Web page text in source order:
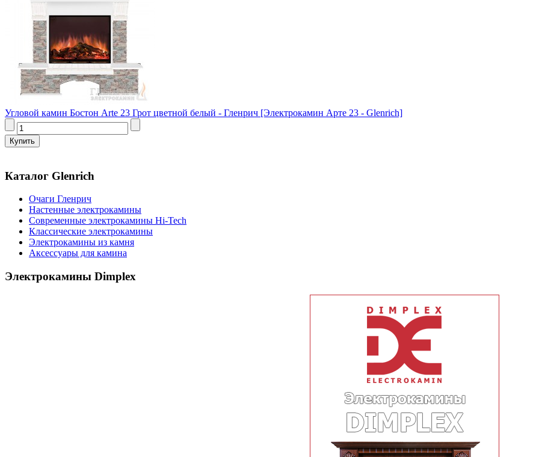
Угловой камин Бостон Arte 23 Грот цветной белый - Гленрич [Электрокамин Арте 23 - Glenrich]
Каталог Glenrich
Очаги Гленрич
Настенные электрокамины
Современные электрокамины Hi-Tech
Классические электрокамины
Электрокамины из камня
Аксессуары для камина
Электрокамины Dimplex